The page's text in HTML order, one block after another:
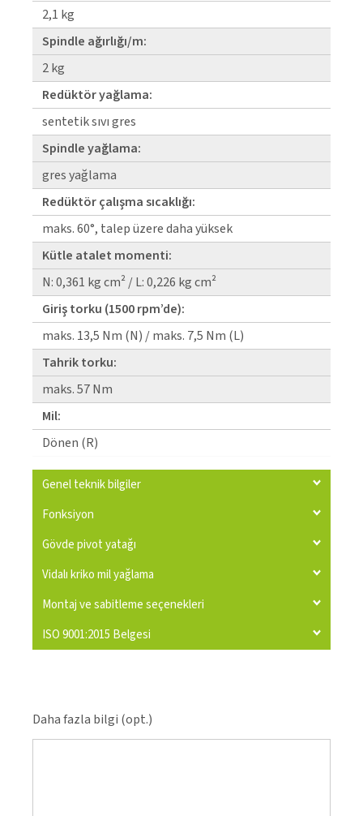
2,1 kg
Spindle ağırlığı/m:
2 kg
Redüktör yağlama:
senteti̇k sıvı gres
Spindle yağlama:
gres yağlama
Redüktör çalışma sıcaklığı:
maks. 60°, talep üzere daha yüksek
Kütle atalet momenti:
N: 0,361 kg cm² / L: 0,226 kg cm²
Giriş torku (1500 rpm’de):
maks. 13,5 Nm (N) / maks. 7,5 Nm (L)
Tahrik torku:
maks. 57 Nm
Mil:
Dönen (R)
Genel teknik bilgiler
Fonksiyon
Gövde pivot yatağı
Vidalı kriko mil yağlama
Montaj ve sabitleme seçenekleri
ISO 9001:2015 Belgesi
Daha fazla bilgi (opt.)